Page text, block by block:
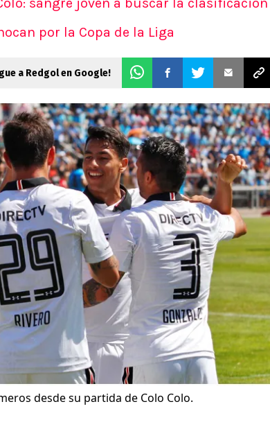
por la Copa de la Liga
a Redgol en Google!
desde su partida de Colo Colo.